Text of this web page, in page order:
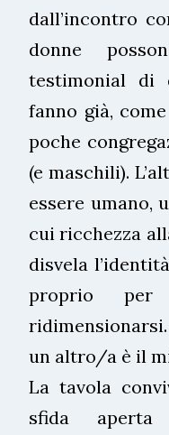
dall’incontro
donne
testimonial di
fanno già,
poche
(e maschili).
essere umano,
cui ricchezza
disvela
proprio
un altro/a è il
La tavola
sfida